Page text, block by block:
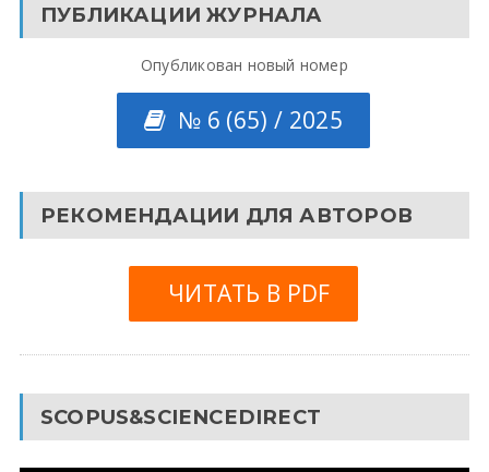
ПУБЛИКАЦИИ ЖУРНАЛА
Опубликован новый номер
№ 6 (65) / 2025
РЕКОМЕНДАЦИИ ДЛЯ АВТОРОВ
ЧИТАТЬ В PDF
SCOPUS&SCIENCEDIRECT